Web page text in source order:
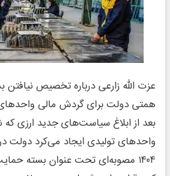
همتی دولت برای گردش مالی واحدهای
بعد از ابلاغ سیاست‌های جدید ارزی که
۱۴۰۴ مصوبه‌ای تحت عنوان بسته